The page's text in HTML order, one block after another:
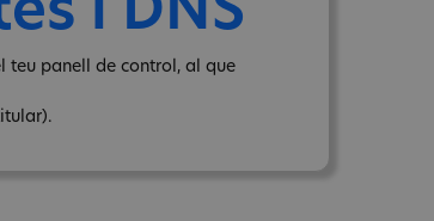
i DNS
teu panell de control, al que